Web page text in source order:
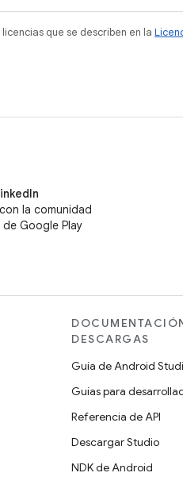
que se describen en la
la comunidad
Google Play
DESCARGAS
Guía de Android
Guías para
Referencia de API
Descargar Studio
NDK de Android